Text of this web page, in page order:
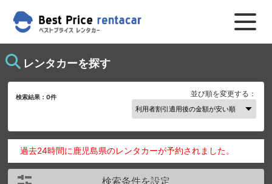
レンタカーを探す
検索結果：0件 並び順を変更する：
過去24時間に鹿児島県のレンタカーが予約されました。
検索条件を設定